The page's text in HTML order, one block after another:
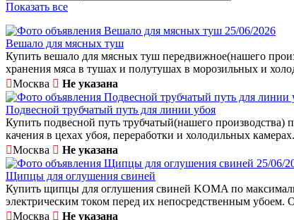
Показать все
25/06/2026
Вешало для мясных туш
Купить вешало для мясных туш передвижное(нашего
хранения мяса в тушах и полутушах в морозильных и
Москва
Не указана
Подвесной трубчатый путь для линии убоя
Купить подвесной путь трубчатый(нашего
качения в цехах убоя, переработки и холодильных
Москва
Не указана
25/06/
Щипцы для оглушения свиней
Купить щипцы для оглушения свиней KOMA по
электрическим током перед их непосредственным убоем.
Москва
Не указана